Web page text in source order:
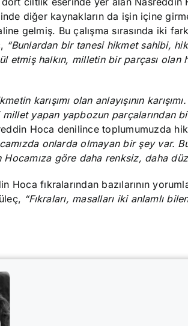
diğer kaynakların da işin içine
gelmiş. Bu çalışma sırasında iki
“Bunlardan bir tanesi hikmet sahibi,
etmiş halkın, milletin bir parçası olan
karışımı olan anlayışının
yapan yapbozun parçalarından
Hoca denilince toplumumuzda
onlarda olmayan bir şey var.
Hocamıza göre daha renksiz, daha
fıkralarından bazılarının
“Fıkraları, masalları iki anlamlı